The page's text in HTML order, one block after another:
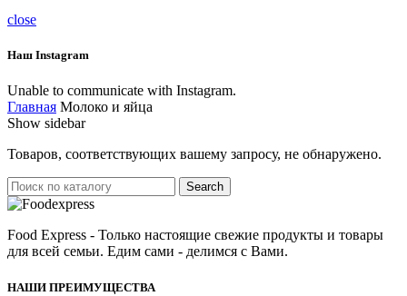
close
Наш Instagram
Unable to communicate with Instagram.
Главная Молоко и яйца
Show sidebar
Товаров, соответствующих вашему запросу, не обнаружено.
Search
Food Express - Только настоящие свежие продукты и товары
для всей семьи. Едим сами - делимся с Вами.
НАШИ ПРЕИМУЩЕСТВА